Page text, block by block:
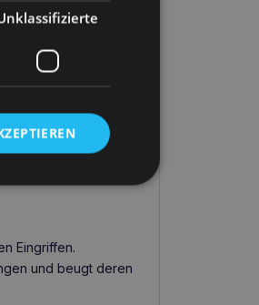
bei viralen
und ist eine
Eingriffen.
und beugt deren